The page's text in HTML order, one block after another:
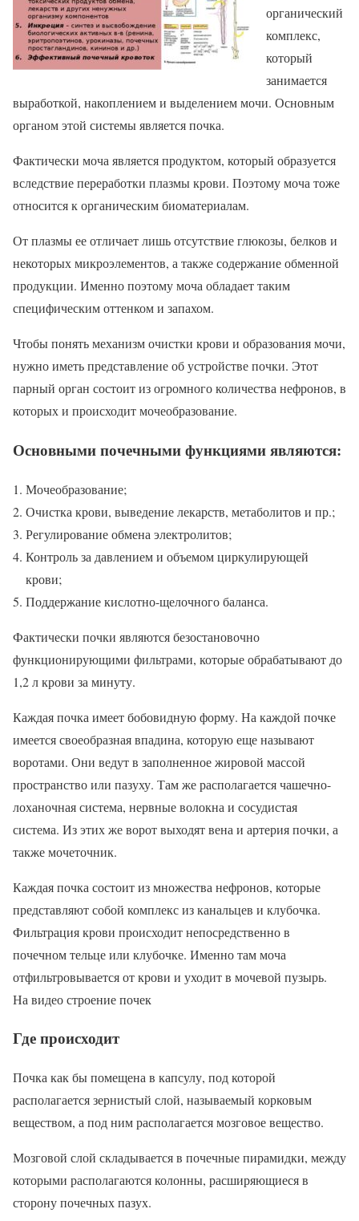
органический
комплекс,
который
занимается
выработкой, накоплением и выделением мочи. Основным
органом этой системы является почка.
Фактически моча является продуктом, который образуется
вследствие переработки плазмы крови. Поэтому моча тоже
относится к органическим биоматериалам.
От плазмы ее отличает лишь отсутствие глюкозы, белков и
некоторых микроэлементов, а также содержание обменной
продукции. Именно поэтому моча обладает таким
специфическим оттенком и запахом.
Чтобы понять механизм очистки крови и образования мочи,
нужно иметь представление об устройстве почки. Этот
парный орган состоит из огромного количества нефронов, в
которых и происходит мочеобразование.
Основными почечными функциями являются:
Мочеобразование;
Очистка крови, выведение лекарств, метаболитов и пр.;
Регулирование обмена электролитов;
Контроль за давлением и объемом циркулирующей
крови;
Поддержание кислотно-щелочного баланса.
Фактически почки являются безостановочно
функционирующими фильтрами, которые обрабатывают до
1,2 л крови за минуту.
Каждая почка имеет бобовидную форму. На каждой почке
имеется своеобразная впадина, которую еще называют
воротами. Они ведут в заполненное жировой массой
пространство или пазуху. Там же располагается чашечно-
лоханочная система, нервные волокна и сосудистая
система. Из этих же ворот выходят вена и артерия почки, а
также мочеточник.
Каждая почка состоит из множества нефронов, которые
представляют собой комплекс из канальцев и клубочка.
Фильтрация крови происходит непосредственно в
почечном тельце или клубочке. Именно там моча
отфильтровывается от крови и уходит в мочевой пузырь.
На видео строение почек
Где происходит
Почка как бы помещена в капсулу, под которой
располагается зернистый слой, называемый корковым
веществом, а под ним располагается мозговое вещество.
Мозговой слой складывается в почечные пирамидки, между
которыми располагаются колонны, расширяющиеся в
сторону почечных пазух.